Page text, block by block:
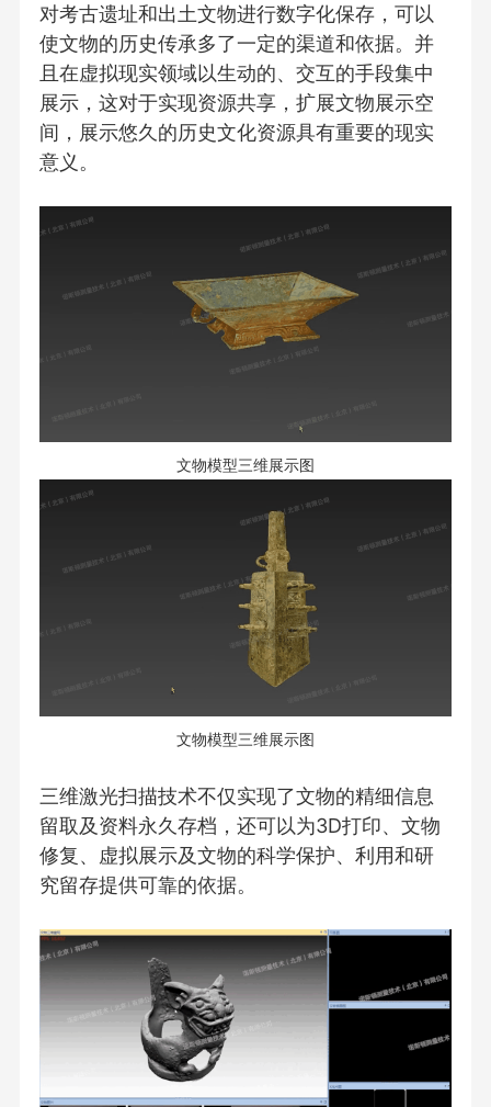
对考古遗址和出土文物进行数字化保存，可以
使文物的历史传承多了一定的渠道和依据。并
且在虚拟现实领域以生动的、交互的手段集中
展示，这对于实现资源共享，扩展文物展示空
间，展示悠久的历史文化资源具有重要的现实
意义。
文物模型三维展示图
文物模型三维展示图
三维激光扫描技术不仅实现了文物的精细信息
留取及资料永久存档，还可以为3D打印、文物
修复、虚拟展示及文物的科学保护、利用和研
究留存提供可靠的依据。